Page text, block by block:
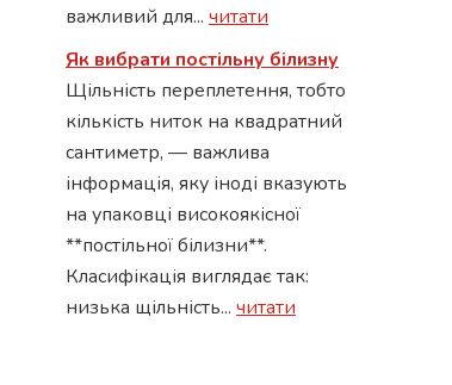
важливий для... читати
Як вибрати постільну білизну
Щільність переплетення, тобто
кількість ниток на квадратний
сантиметр, — важлива
інформація, яку іноді вказують
на упаковці високоякісної
**постільної білизни**.
Класифікація виглядає так:
низька щільність... читати